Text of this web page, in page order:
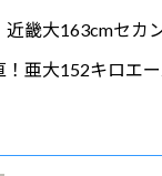
畿大163cmセカ
亜大152キロエ